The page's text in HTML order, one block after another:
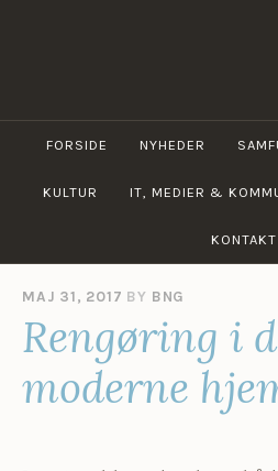
FORSIDE NYHEDER
KULTUR IT, MEDIER &
KONTAKT
MAJ 31, 2017 BY BNG
Rengøring i
moderne